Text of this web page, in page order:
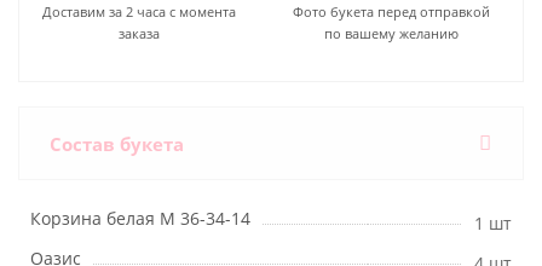
Доставим за 2 часа с момента
заказа
Фото букета перед отправкой
по вашему желанию
Состав букета
Корзина белая М 36-34-14
1 шт
Оазис